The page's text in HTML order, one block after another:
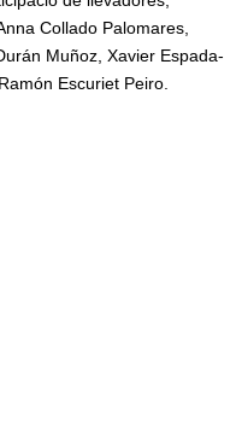
Collado Palomares,
Muñoz, Xavier Espada-
Escuriet Peiro.